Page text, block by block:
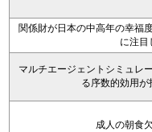
関係財が日本の中高年の幸福
に注目
マルチエージェントシミュレ
る序数的効用
成人の朝食